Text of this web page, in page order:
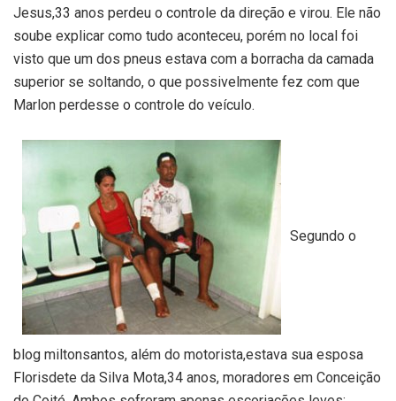
Jesus,33 anos perdeu o controle da direção e virou. Ele não
soube explicar como tudo aconteceu, porém no local foi
visto que um dos pneus estava com a borracha da camada
superior se soltando, o que possivelmente fez com que
Marlon perdesse o controle do veículo.
Segundo o
blog miltonsantos, além do motorista,estava sua esposa
Florisdete da Silva Mota,34 anos, moradores em Conceição